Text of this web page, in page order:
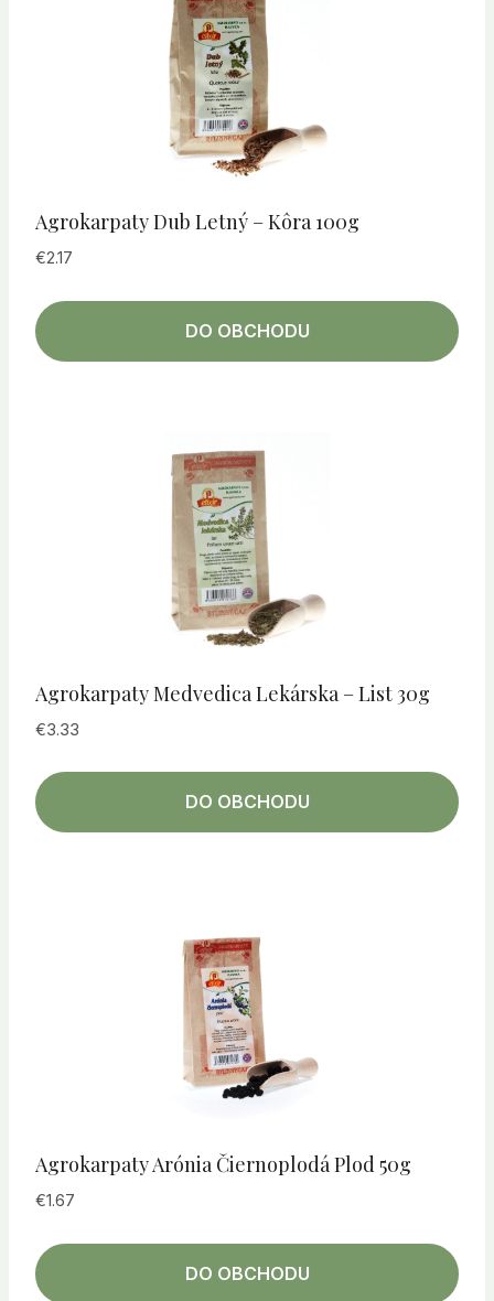
Agrokarpaty Dub Letný – Kôra 100g
€2.17
DO OBCHODU
Agrokarpaty Medvedica Lekárska – List 30g
€3.33
DO OBCHODU
Agrokarpaty Arónia Čiernoplodá Plod 50g
€1.67
DO OBCHODU